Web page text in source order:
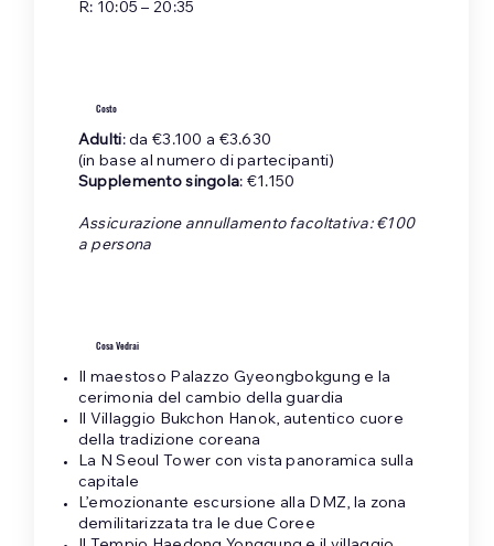
R: 10:05 – 20:35
Costo
Adulti: da €3.100 a €3.630
(in base al numero di partecipanti)
Supplemento singola: €1.150
Assicurazione annullamento facoltativa: €100
a persona
Cosa Vedrai
Il maestoso Palazzo Gyeongbokgung e la
cerimonia del cambio della guardia
Il Villaggio Bukchon Hanok, autentico cuore
della tradizione coreana
La N Seoul Tower con vista panoramica sulla
capitale
L’emozionante escursione alla DMZ, la zona
demilitarizzata tra le due Coree